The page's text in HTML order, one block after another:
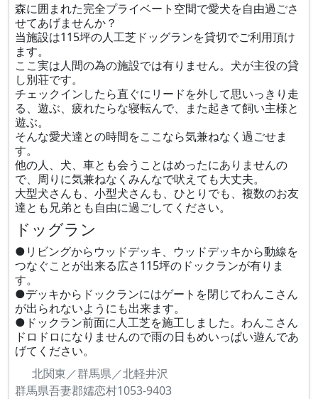
森に囲まれた完全プライベート空間で愛犬を自由過ごさ
せてあげませんか？
当施設は115坪の人工芝ドッグランを貸切でご利用頂け
ます。
ここ実は人間の為の施設では有りません。犬が主役の貸
し別荘です。
チェックインしたら直ぐにリードを外して思いっきり走
る、遊ぶ、疲れたらな寝転んで、また起きて飼い主様と
遊ぶ。
そんな愛犬達との時間をここなら気兼ねなく過ごせま
す。
他の人、犬、車とも会うことはめったにありませんの
で、周りに気兼ねなくみんなで吠えても大丈夫。
大型犬さんも、小型犬さんも、ひとりでも、複数のお友
達とも兄弟とも自由に過ごしてください。
ドッグラン
●リビングからウッドデッキ、ウッドデッキから動線を
つなぐことが出来る広さ115坪のドックランが有りま
す。
●デッキからドックランにはゲートを閉じてわんこさん
が出られないようにも出来ます。
●ドックラン前面に人工芝を施工しました。わんこさん
ドロドロになりませんので雨の日もめいっぱい遊んであ
げてください。
北関東／群馬県／北軽井沢
群馬県吾妻郡嬬恋村1053-9403